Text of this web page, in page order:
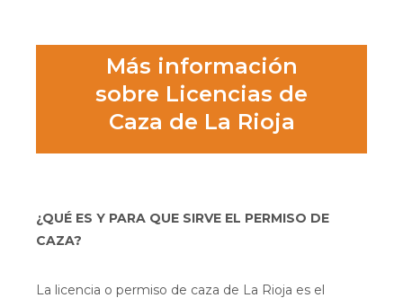
Más información
sobre Licencias de
Caza de La Rioja
¿QUÉ ES Y PARA QUE SIRVE EL PERMISO DE
CAZA?
La licencia o permiso de caza de La Rioja es el